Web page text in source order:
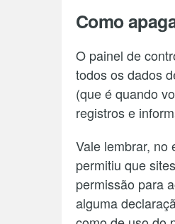
Como
O painel de
todos os dados
(que é quando
registros e
Vale lembrar, no
permitiu que
permissão para
alguma